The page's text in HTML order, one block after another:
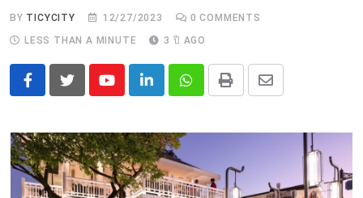
BY TICYCITY 12/27/2023 0 COMMENTS
LESS THAN A MINUTE
3 ปี AGO
YoutubeLinkedInWhatsapp
Print
Share
Email